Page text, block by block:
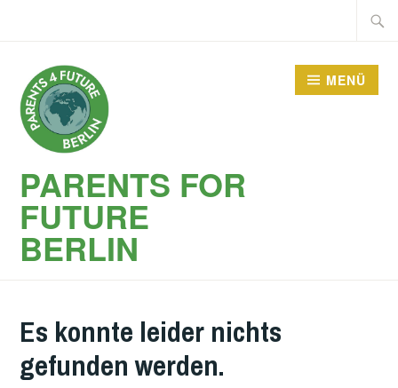
springen
Suche
PARENTS FOR
FUTURE
BERLIN
MENÜ
Es konnte leider nichts
gefunden werden.